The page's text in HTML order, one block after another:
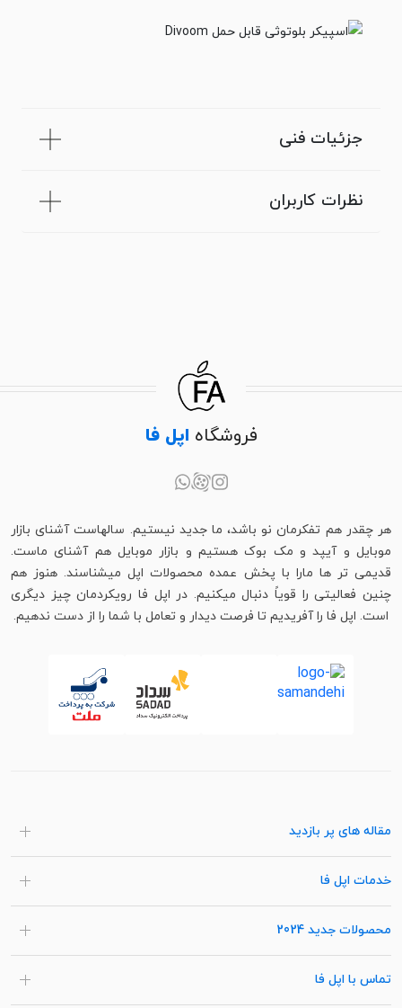
جزئیات فنی
نظرات کاربران
فروشگاه اپل فا
هر چقدر هم تفکرمان نو باشد، ما جدید نیستیم. سالهاست آشنای بازار
موبایل و آیپد و مک بوک هستیم و بازار موبایل هم آشنای ماست.
قدیمی تر ها مارا با پخش عمده محصولات اپل میشناسند. هنوز هم
چنین فعالیتی را قویاً دنبال میکنیم. در اپل فا رویکردمان چیز دیگری
است. اپل فا را آفریدیم تا فرصت دیدار و تعامل با شما را از دست ندهیم.
مقاله های پر بازدید
خدمات اپل فا
محصولات جدید 2024
تماس با اپل فا